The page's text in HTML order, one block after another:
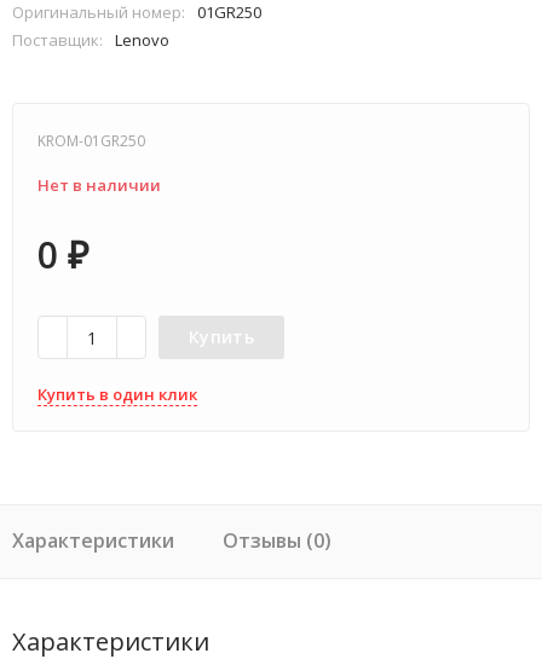
Оригинальный номер:
01GR250
Поставщик:
Lenovo
KROM-01GR250
Нет в наличии
0 ₽
Купить
Купить в один клик
Характеристики Отзывы (0)
Характеристики